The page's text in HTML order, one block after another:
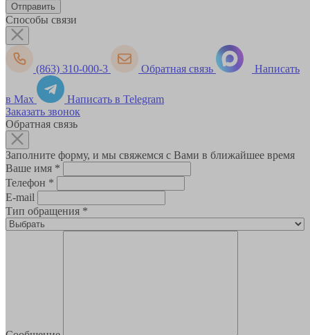
Способы связи
(863) 310-000-3 Обратная связь Написать
в Max
Написать в Telegram
Заказать звонок
Обратная связь
Заполните форму, и мы свяжемся с Вами в ближайшее время
Ваше имя *
Телефон *
E-mail
Тип обращения *